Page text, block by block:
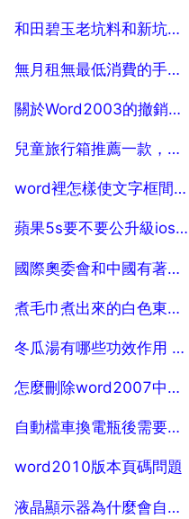
2025-07-25 和田碧玉老坑料和新坑料有什麼區別
2025-07-25 無月租無最低消費的手機卡有嗎
2025-07-25 關於Word2003的撤銷操作，正確的敘述有
2025-07-25 兒童旅行箱推薦一款，最好是進口的產品？
2025-07-25 word裡怎樣使文字框間距相等？
2025-07-25 蘋果5s要不要公升級ios9呢
2025-07-25 國際奧委會和中國有著什麼樣的關係？
2025-07-25 煮毛巾煮出來的白色東西是什麼
2025-07-25 冬瓜湯有哪些功效作用 推薦三種冬瓜湯食譜
2025-07-25 怎麼刪除word2007中的分節符
2025-07-25 自動檔車換電瓶後需要設定些什麼
2025-07-25
word2010版本頁碼問題
2025-07-25 液晶顯示器為什麼會自動變化亮度